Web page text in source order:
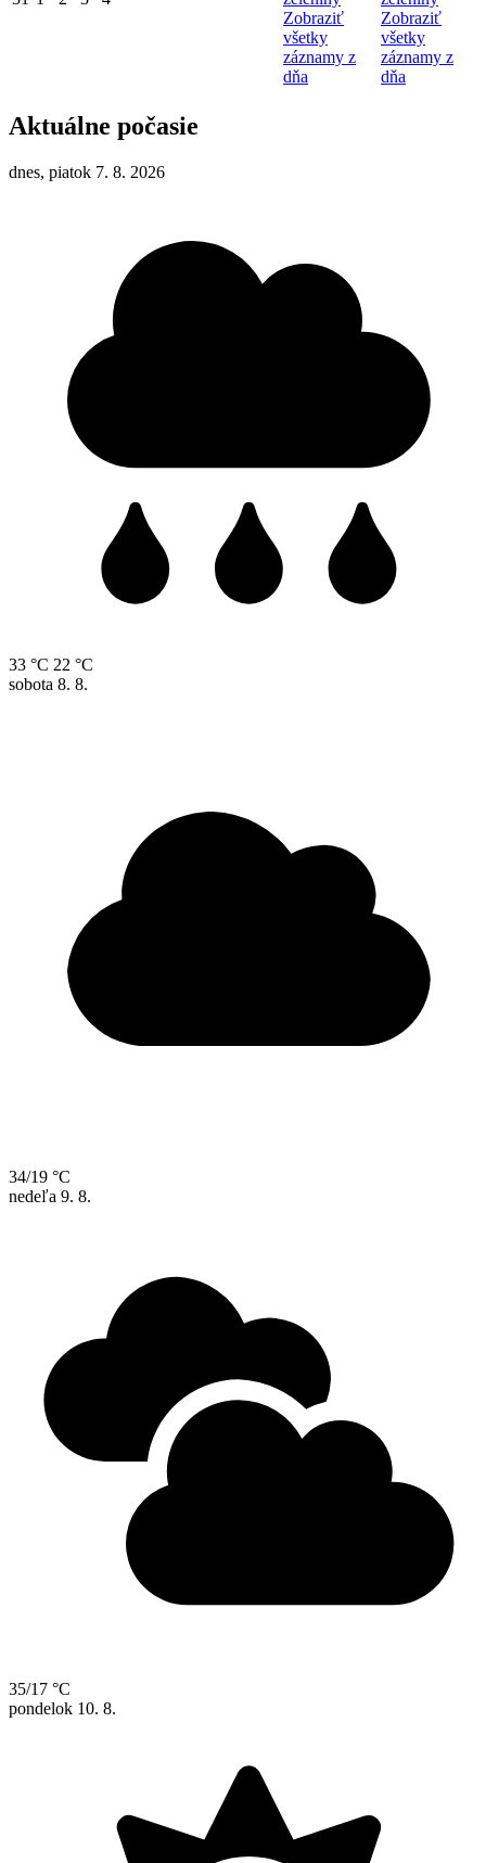
Zobraziť
všetky
záznamy z
dňa
Zobraziť
všetky
záznamy z
dňa
Aktuálne počasie
dnes, piatok 7. 8. 2026
33 °C 22 °C
sobota 8. 8.
34/19 °C
nedeľa 9. 8.
35/17 °C
pondelok 10. 8.